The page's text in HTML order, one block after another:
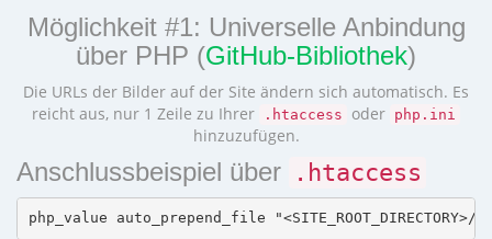
Möglichkeit #1: Universelle Anbindung
über PHP (GitHub-Bibliothek)
Die URLs der Bilder auf der Site ändern sich automatisch. Es
reicht aus, nur 1 Zeile zu Ihrer
.htaccess oder php.ini
hinzuzufügen.
Anschlussbeispiel über .htaccess